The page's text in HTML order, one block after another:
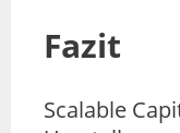
Fazit
Scalable